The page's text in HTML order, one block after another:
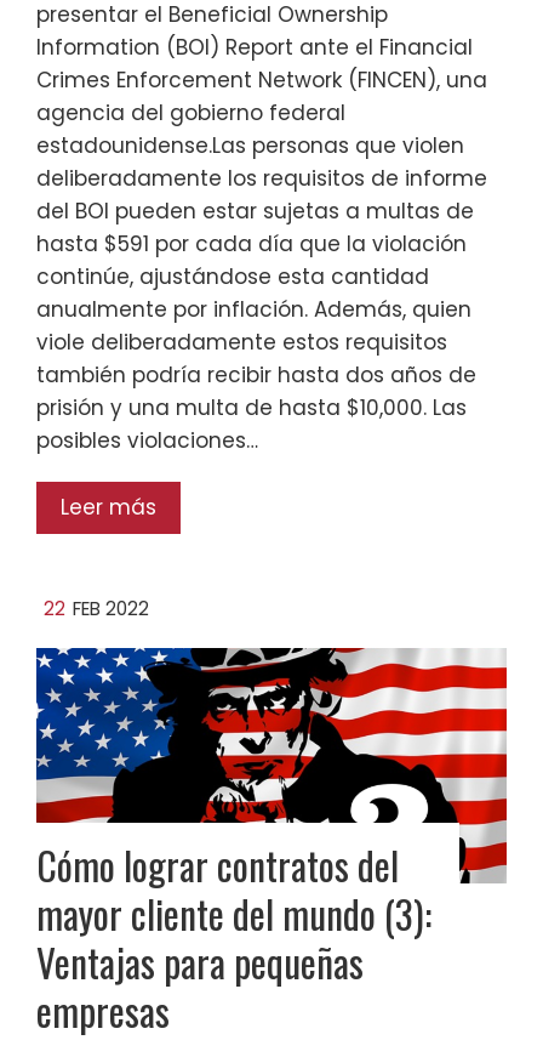
presentar el Beneficial Ownership
Information (BOI) Report ante el Financial
Crimes Enforcement Network (FINCEN), una
agencia del gobierno federal
estadounidense.Las personas que violen
deliberadamente los requisitos de informe
del BOI pueden estar sujetas a multas de
hasta $591 por cada día que la violación
continúe, ajustándose esta cantidad
anualmente por inflación. Además, quien
viole deliberadamente estos requisitos
también podría recibir hasta dos años de
prisión y una multa de hasta $10,000. Las
posibles violaciones…
Leer más
22 FEB 2022
Cómo lograr contratos del
mayor cliente del mundo (3):
Ventajas para pequeñas
empresas